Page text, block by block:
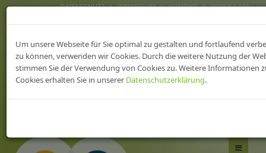
DATENSCHUTZ IMPRESSUM KONTAKT FORMULARE
FAIRsicherungen fürs
heilWESEN
Das Beste aus zwei Welten,
Um unsere Webseite für Sie optimal zu gestalten und fortlaufend
zu können, verwenden wir Cookies. Durch die weitere Nutzung der
stimmen Sie der Verwendung von Cookies zu. Weitere Informationen
Cookies erhalten Sie in unserer Datenschutzerklärung.